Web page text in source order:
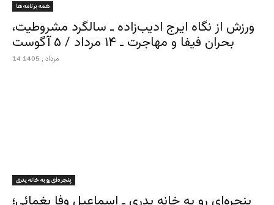
همه برنامه ها
ورزش از نگاه ایرج ادیب‌زاده ـ سالگرد مشروطیت،
بحران فیفا و مهاجرت ـ ۱۴ مرداد / ۵ آگوست
14 مرداد , 1405
پنجره‌ای رو به خانه پدری